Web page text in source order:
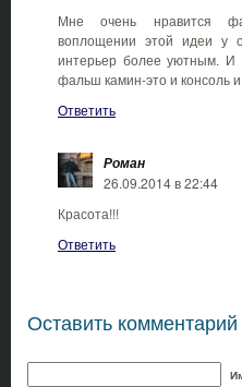
Мне очень нравится
воплощении этой идеи у
интерьер более уютным. И
фальш камин-это и консоль
Ответить
Роман
26.09.2014 в 22:44
Красота!!!
Ответить
Оставить комментарий